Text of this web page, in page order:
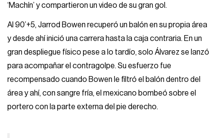
‘Machín’ y compartieron un video de su gran gol.
Al 90’+5, Jarrod Bowen recuperó un balón en su propia área
y desde ahí inició una carrera hasta la caja contraria. En un
gran despliegue físico pese a lo tardío, solo Álvarez se lanzó
para acompañar el contragolpe. Su esfuerzo fue
recompensado cuando Bowen le filtró el balón dentro del
área y ahí, con sangre fría, el mexicano bombeó sobre el
portero con la parte externa del pie derecho.